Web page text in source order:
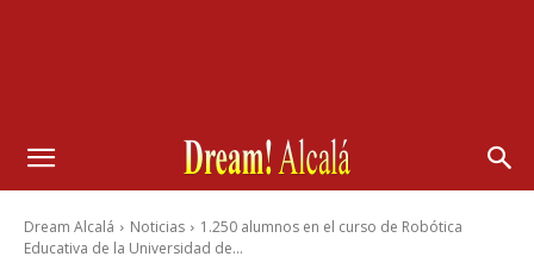
Dream Alcalá Noticias
1.250 alumnos en el curso de Robótica
Educativa de la Universidad de...